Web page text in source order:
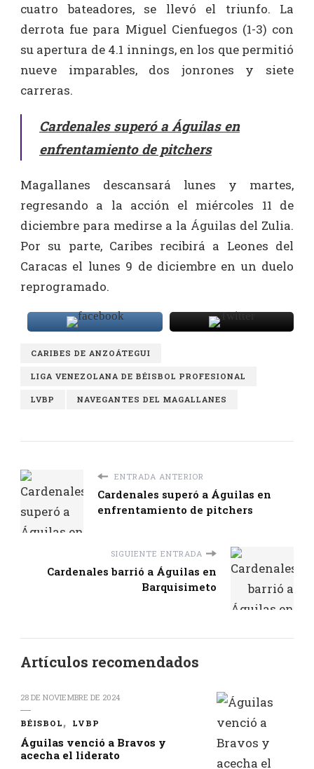
cuatro bateadores, se llevó el triunfo. La
derrota fue para Miguel Cienfuegos (1-3) con
su apertura de 4.1 innings, en los que permitió
nueve imparables, dos jonrones y siete
carreras.
Cardenales superó a Águilas en
enfrentamiento de pitchers
Magallanes descansará lunes y martes,
regresando a la acción el miércoles 11 de
diciembre para medirse a la Águilas del Zulia.
Por su parte, Caribes recibirá a Leones del
Caracas el lunes 9 de diciembre en un duelo
reprogramado.
CARIBES DE ANZOÁTEGUI
LIGA VENEZOLANA DE BÉISBOL PROFESIONAL
LVBP NAVEGANTES DEL MAGALLANES
ENTRADA ANTERIOR
Cardenales superó a Águilas en
enfrentamiento de pitchers
SIGUIENTE ENTRADA
Cardenales barrió a Águilas en
Barquisimeto
Artículos recomendados
28 DE NOVIEMBRE DE 2024
BÉISBOL LVBP
Águilas venció a Bravos y
acecha el liderato